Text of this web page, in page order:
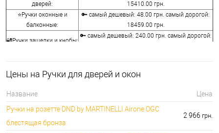
дверей:
15410.00 грн.
⭐Ручки оконные и
балконные:
🔑 самый дешевый: 48.00 грн. самый дорогой:
18459.00 грн.
🔐Ручки защелки и кнобы:
🔑 самый дешевый: 240.00 грн. самый дорогой:
🔐Накладки на
🔑 самый дешевый: 76.00 грн. самый дорогой:
⭐Аксессуары для ручек:
🔑 самый дешевый: 50.00 грн. самый дорогой:
1442.00 грн.
Цены на Ручки для дверей и окон
Название
Цена
Ручки на розетте DND by MARTINELLI Aironе OGC
блестящая бронза
2 966 грн.